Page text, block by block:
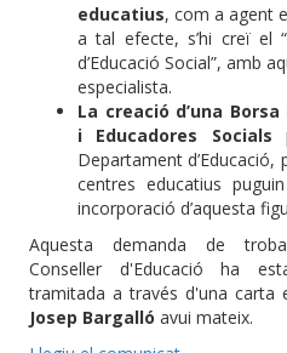
educatius, com a agent
a tal efecte, s’hi creï el
d’Educació Social”, amb
especialista.
La creació d’una Borsa
i Educadores Socials
Departament d’Educació,
centres educatius
incorporació d’aquesta
Aquesta demanda de
Conseller d'Educació ha
tramitada a través d'una carta
Josep Bargalló avui mateix.